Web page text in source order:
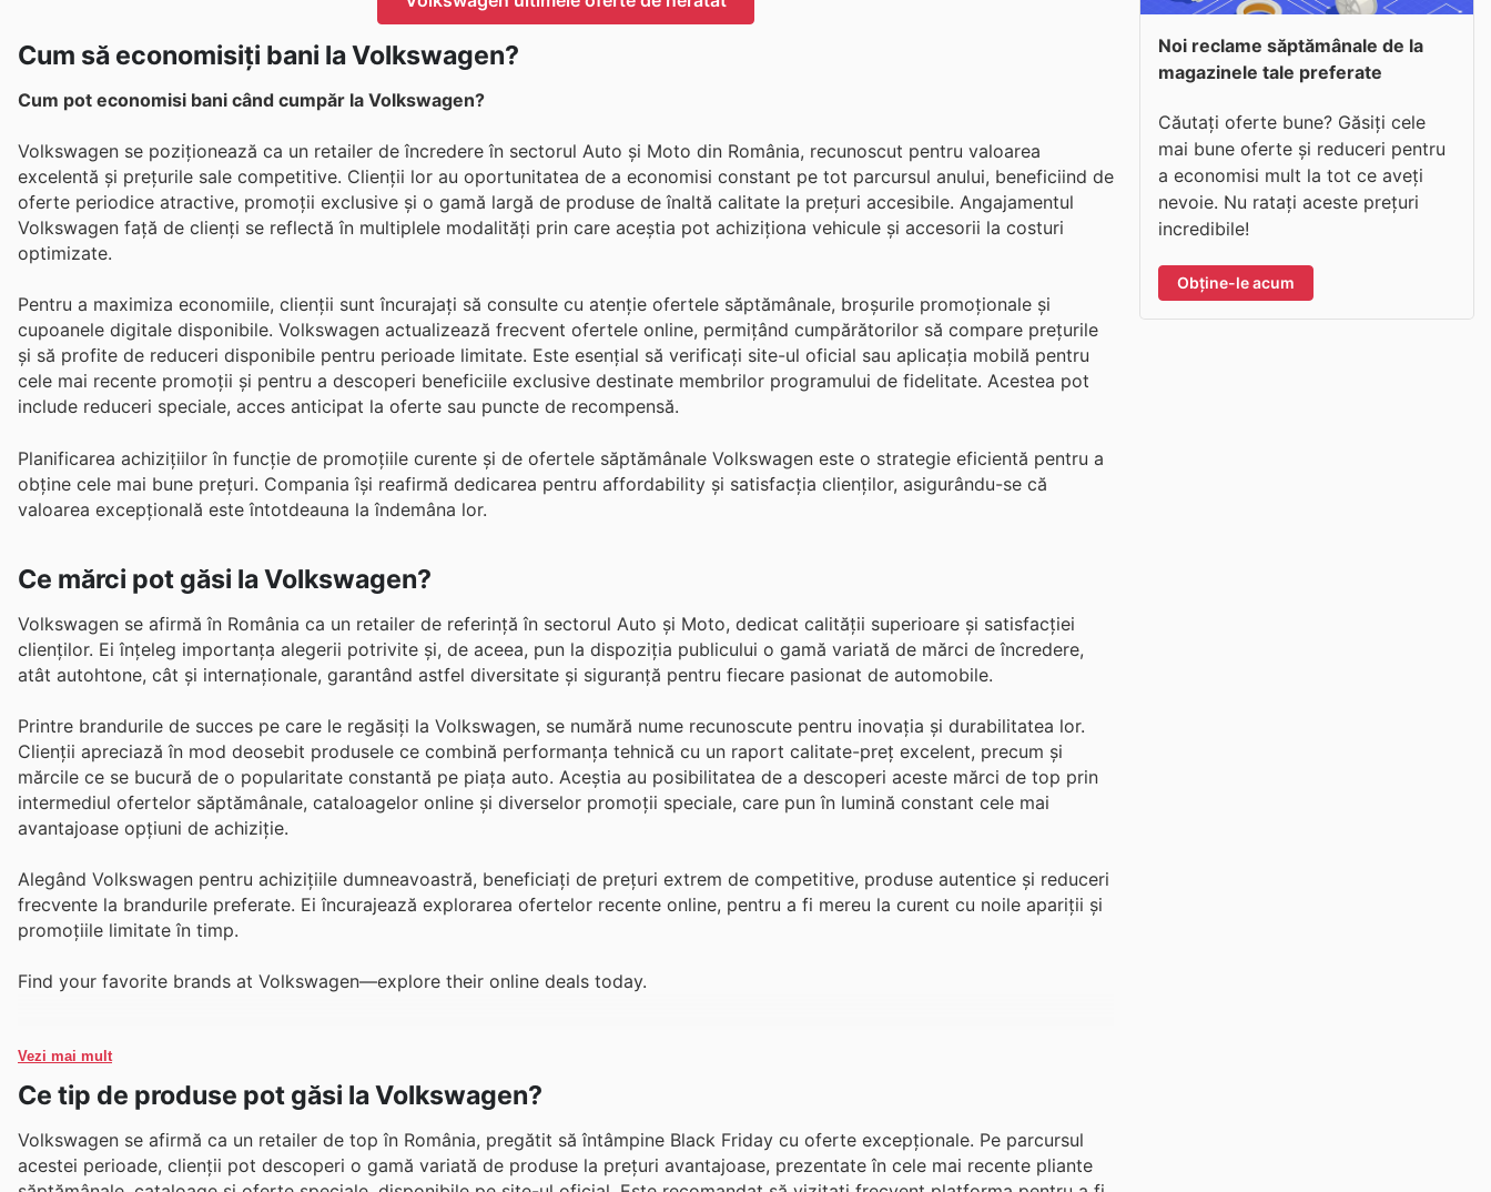
Cum să economisiți bani la Volkswagen?
Cum pot economisi bani când cumpăr la Volkswagen?
Volkswagen se poziționează ca un retailer de încredere în sectorul Auto și Moto din România, recunoscut pentru valoarea
excelentă și prețurile sale competitive. Clienții lor au oportunitatea de a economisi constant pe tot parcursul anului, beneficiind de
oferte periodice atractive, promoții exclusive și o gamă largă de produse de înaltă calitate la prețuri accesibile. Angajamentul
Volkswagen față de clienți se reflectă în multiplele modalități prin care aceștia pot achiziționa vehicule și accesorii la costuri
optimizate.
Pentru a maximiza economiile, clienții sunt încurajați să consulte cu atenție ofertele săptămânale, broșurile promoționale și
cupoanele digitale disponibile. Volkswagen actualizează frecvent ofertele online, permițând cumpărătorilor să compare prețurile
și să profite de reduceri disponibile pentru perioade limitate. Este esențial să verificați site-ul oficial sau aplicația mobilă pentru
cele mai recente promoții și pentru a descoperi beneficiile exclusive destinate membrilor programului de fidelitate. Acestea pot
include reduceri speciale, acces anticipat la oferte sau puncte de recompensă.
Planificarea achizițiilor în funcție de promoțiile curente și de ofertele săptămânale Volkswagen este o strategie eficientă pentru a
obține cele mai bune prețuri. Compania își reafirmă dedicarea pentru affordability și satisfacția clienților, asigurându-se că
valoarea excepțională este întotdeauna la îndemâna lor.
Ce mărci pot găsi la Volkswagen?
Volkswagen se afirmă în România ca un retailer de referință în sectorul Auto și Moto, dedicat calității superioare și satisfacției
clienților. Ei înțeleg importanța alegerii potrivite și, de aceea, pun la dispoziția publicului o gamă variată de mărci de încredere,
atât autohtone, cât și internaționale, garantând astfel diversitate și siguranță pentru fiecare pasionat de automobile.
Printre brandurile de succes pe care le regăsiți la Volkswagen, se numără nume recunoscute pentru inovația și durabilitatea lor.
Clienții apreciază în mod deosebit produsele ce combină performanța tehnică cu un raport calitate-preț excelent, precum și
mărcile ce se bucură de o popularitate constantă pe piața auto. Aceștia au posibilitatea de a descoperi aceste mărci de top prin
intermediul ofertelor săptămânale, cataloagelor online și diverselor promoții speciale, care pun în lumină constant cele mai
avantajoase opțiuni de achiziție.
Alegând Volkswagen pentru achizițiile dumneavoastră, beneficiați de prețuri extrem de competitive, produse autentice și reduceri
frecvente la brandurile preferate. Ei încurajează explorarea ofertelor recente online, pentru a fi mereu la curent cu noile apariții și
promoțiile limitate în timp.
Find your favorite brands at Volkswagen—explore their online deals today.
Vezi mai mult
Ce tip de produse pot găsi la Volkswagen?
Volkswagen se afirmă ca un retailer de top în România, pregătit să întâmpine Black Friday cu oferte excepționale. Pe parcursul
acestei perioade, clienții pot descoperi o gamă variată de produse la prețuri avantajoase, prezentate în cele mai recente pliante
Noi reclame săptămânale de la
magazinele tale preferate
Căutați oferte bune? Găsiți cele
mai bune oferte și reduceri pentru
a economisi mult la tot ce aveți
nevoie. Nu ratați aceste prețuri
incredibile!
Obține-le acum